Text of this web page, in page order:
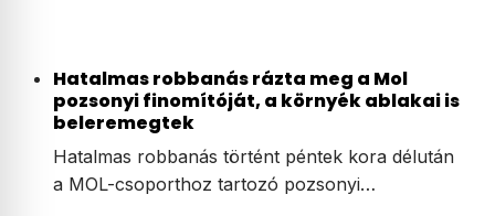
Hatalmas robbanás rázta meg a Mol
pozsonyi finomítóját, a környék ablakai is
beleremegtek
Hatalmas robbanás történt péntek kora délután
a MOL-csoporthoz tartozó pozsonyi…